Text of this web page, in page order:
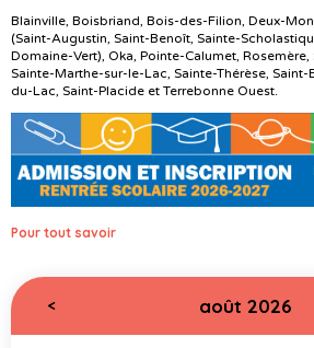
Blainville, Boisbriand, Bois-des-Filion, Deux-
(Saint-Augustin, Saint-Benoît, Sainte-
Domaine-Vert), Oka, Pointe-Calumet,
Sainte-Marthe-sur-le-Lac, Sainte-Thérèse, Saint-
du-Lac, Saint-Placide et Terrebonne Ouest.
Pour tout savoir
< août 2026